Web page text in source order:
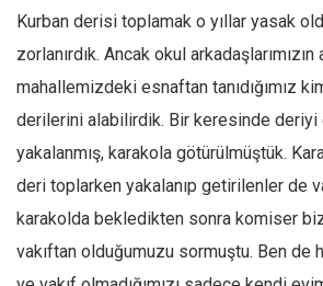
Editörden
Yazarlar
Kemal Özer
Mahmut Toptaş
Yvonne Ridley
Barış Tarımcıoğlu
Kurban derisi toplamak o yıllar yasak
zorlanırdık. Ancak okul
mahallemizdeki esnaftan tanıdığımız
derilerini alabilirdik. Bir keresinde deriyi
yakalanmış, karakola götürülmüştük.
deri toplarken yakalanıp getirilenler de
karakolda bekledikten sonra komiser
vakıftan olduğumuzu sormuştu. Ben de